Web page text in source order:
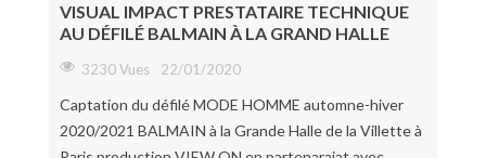
VISUAL IMPACT PRESTATAIRE TECHNIQUE
AU DÉFILÉ BALMAIN À LA GRAND HALLE
3230 Vues 22/01/2020
Captation du défilé MODE HOMME automne-hiver
2020/2021 BALMAIN à la Grande Halle de la Villette à